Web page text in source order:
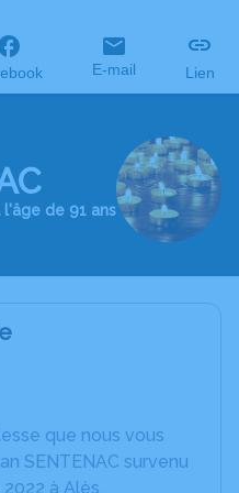
E-mail Lien
de 91 ans
que nous vous
SENTENAC survenu
à Alès.